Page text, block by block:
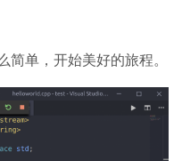
简单，开始美好的旅程。